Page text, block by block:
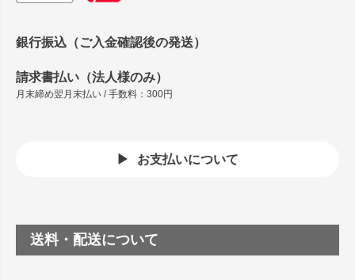
銀行振込（ご入金確認後の発送）
請求書払い（法人様のみ）
月末締め翌月末払い / 手数料：300円
お支払いについて
送料・配送について